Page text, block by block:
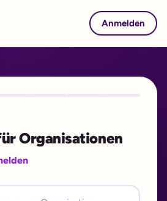
Anmelden
Organisationen